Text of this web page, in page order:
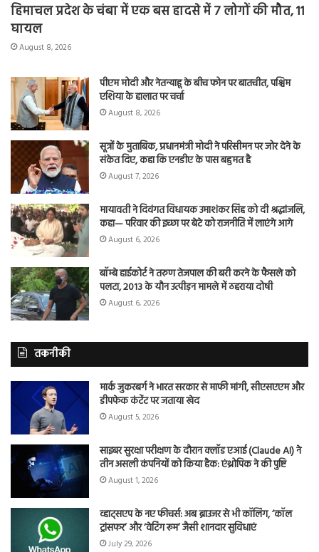
हिमाचल प्रदेश के चंबा में एक बस हादसे में 7 लोगों की मौत, 11
घायल
August 8, 2026
पीएम मोदी और नेतन्याहू के बीच फोन पर बातचीत, पश्चिम
एशिया के हालात पर चर्चा
August 8, 2026
सूत्रों के मुताबिक, प्रधानमंत्री मोदी ने परिसीमन पर जोर देने के
संकेत दिए, कहा कि एनडीए के पास बहुमत है
August 7, 2026
मायावती ने दिवंगत विधायक उमाशंकर सिंह को दी श्रद्धांजलि,
कहा— परिवार की इच्छा पर बेटे को राजनीति में लाएंगे आगे
August 6, 2026
बॉम्बे हाईकोर्ट ने तरुण तेजपाल की बरी करने के फैसले को
पलटा, 2013 के यौन उत्पीड़न मामले में ठहराया दोषी
August 6, 2026
तकनीकी
मार्क जुकरबर्ग ने भारत सरकार से माफी मांगी, सीएसएएम और
डीपफेक कंटेंट पर जताया खेद
August 5, 2026
साइबर सुरक्षा परीक्षण के दौरान क्लॉड एआई (Claude AI) ने
तीन असली कंपनियों को किया हैक: एंथ्रोपिक ने की पुष्टि
August 1, 2026
व्हाट्सएप के नए फीचर्स: अब ब्राउजर से भी कॉलिंग, ‘कॉल
ट्रांसफर’ और ‘वेटिंग रूम’ जैसी शानदार सुविधाएं
July 29, 2026